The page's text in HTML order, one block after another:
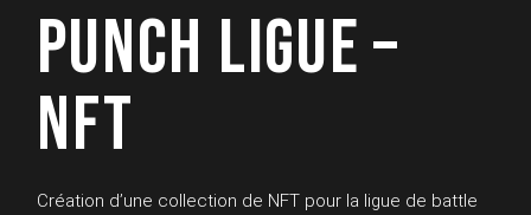
PUNCH LIGUE –
NFT
Création d’une collection de NFT pour la ligue de battle